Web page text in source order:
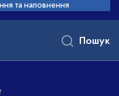
та наповнення
Пошук